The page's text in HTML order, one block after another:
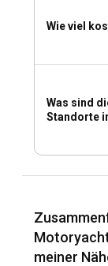
Wie viel
Was sind
Standorte
meiner